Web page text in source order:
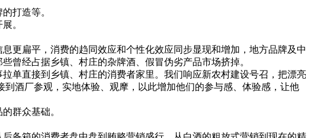
打造等。
。
扁平，消费的趋同效应和个性化效应同步显现和增加，地方品牌及中
曾经占据乡镇、村庄的杂牌酒、假冒伪劣产品市场挤掉。
直接到乡镇、村庄的消费者家里。我们响应新农村建设号召，把漂亮
酒厂参观，实地体验、观摩，以此增加他们的参与感、体验感，让他
群众基础。